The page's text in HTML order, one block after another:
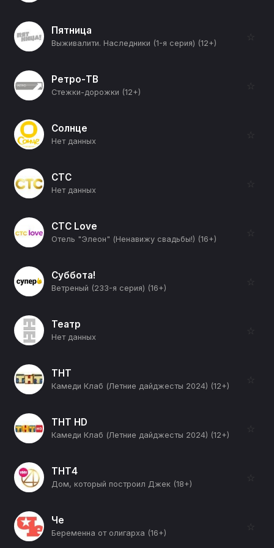
Пятница
Выживалити. Наследники (1-я серия) (12+)
☆
Ретро-ТВ
Стежки-дорожки (12+)
☆
Солнце
Нет данных
☆
СТС
Нет данных
☆
СТС Love
Отель "Элеон" (Ненавижу свадьбы!) (16+)
☆
Суббота!
Ветреный (233-я серия) (16+)
☆
Театр
Нет данных
☆
ТНТ
Камеди Клаб (Летние дайджесты 2024) (12+)
☆
ТНТ HD
Камеди Клаб (Летние дайджесты 2024) (12+)
☆
ТНТ4
Дом, который построил Джек (18+)
☆
Че
Беременна от олигарха (16+)
☆